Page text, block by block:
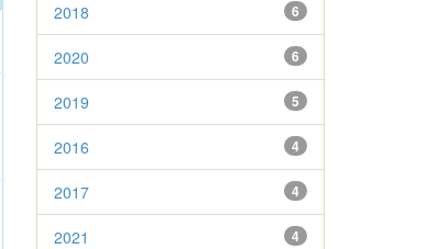
6
2018
6
2020
5
2019
4
2016
4
2017
4
2021